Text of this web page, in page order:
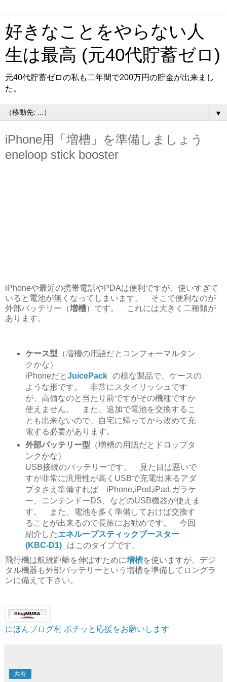
好きなことをやらない人
生は最高 (元40代貯蓄ゼロ)
元40代貯蓄ゼロの私も二年間で200万円の貯金が出来まし
た。
▼
iPhone用「増槽」を準備しましょう
eneloop stick booster
iPhoneや最近の携帯電話やPDAは便利ですが、使いすぎて
いると電池が無くなってしまいます。 そこで便利なのが
外部バッテリー（増槽）です。 これには大きく二種類が
あります。
ケース型 （増槽の用語だとコンフォーマルタン
クかな）
iPhoneだとJuicePack
の様な製品で、ケースの
ような形です。 非常にスタイリッシュです
が、高価なのと当たり前ですがその機種ですか
使えません。 また、追加で電池を交換するこ
とも出来ないので、自宅に帰ってから改めて充
電する必要があります。
外部バッテリー型 （増槽の用語だとドロップタ
ンクかな）
USB接続のバッテリーです。 見た目は悪いで
すが非常に汎用性が高くUSBで充電出来るアダ
プタさえ準備すれば iPhone,iPod,iPad,ガラケ
ー、ニンテンドーDS、などのUSB機器が使えま
す。 また、電池を多く準備しておけば交換す
ることが出来るので長旅にお勧めです。 今回
紹介したエネループスティックブースター
(KBC-D1)
はこのタイプです。
飛行機は航続距離を伸ばすために増槽を使いますが、デジ
タル機器も外部バッテリーという増槽を準備してロングラ
ンに備えて下さい。
にほんブログ村 ポチッと応援をお願いします
共有